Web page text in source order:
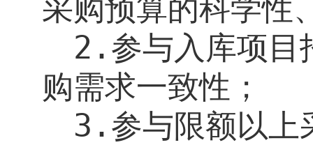
采购预算的科学性
2. 参与入库项目
购需求一致性；
3. 参与限额以上